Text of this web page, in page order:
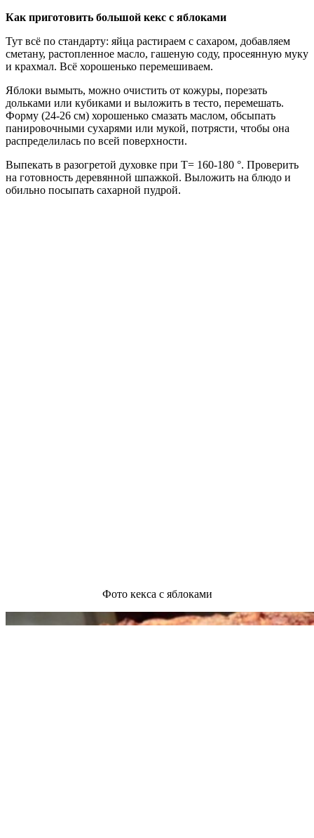
Как приготовить большой кекс с яблоками
Тут всё по стандарту: яйца растираем с сахаром, добавляем
сметану, растопленное масло, гашеную соду, просеянную муку
и крахмал. Всё хорошенько перемешиваем.
Яблоки вымыть, можно очистить от кожуры, порезать
дольками или кубиками и выложить в тесто, перемешать.
Форму (24-26 см) хорошенько смазать маслом, обсыпать
панировочными сухарями или мукой, потрясти, чтобы она
распределилась по всей поверхности.
Выпекать в разогретой духовке при T= 160-180 °. Проверить
на готовность деревянной шпажкой. Выложить на блюдо и
обильно посыпать сахарной пудрой.
Фото кекса с яблоками